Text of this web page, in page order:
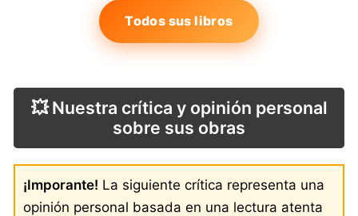
Todos sus libros
💥 Nuestra crítica y opinión personal
sobre sus obras
¡Imporante! La siguiente crítica representa una
opinión personal basada en una lectura atenta